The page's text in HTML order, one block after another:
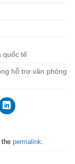
quốc tế
hỗ trợ văn phòng
the permalink